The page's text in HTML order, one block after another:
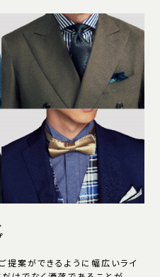
提案ができるように幅広いライ